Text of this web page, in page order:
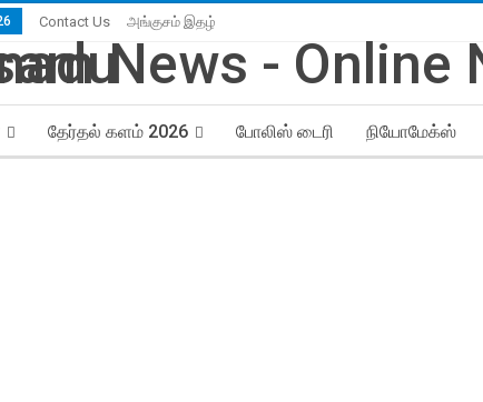
Contact Us அங்குசம் இதழ்
தேர்தல் களம் 2026 போலிஸ் டைரி நியோமேக்ஸ்